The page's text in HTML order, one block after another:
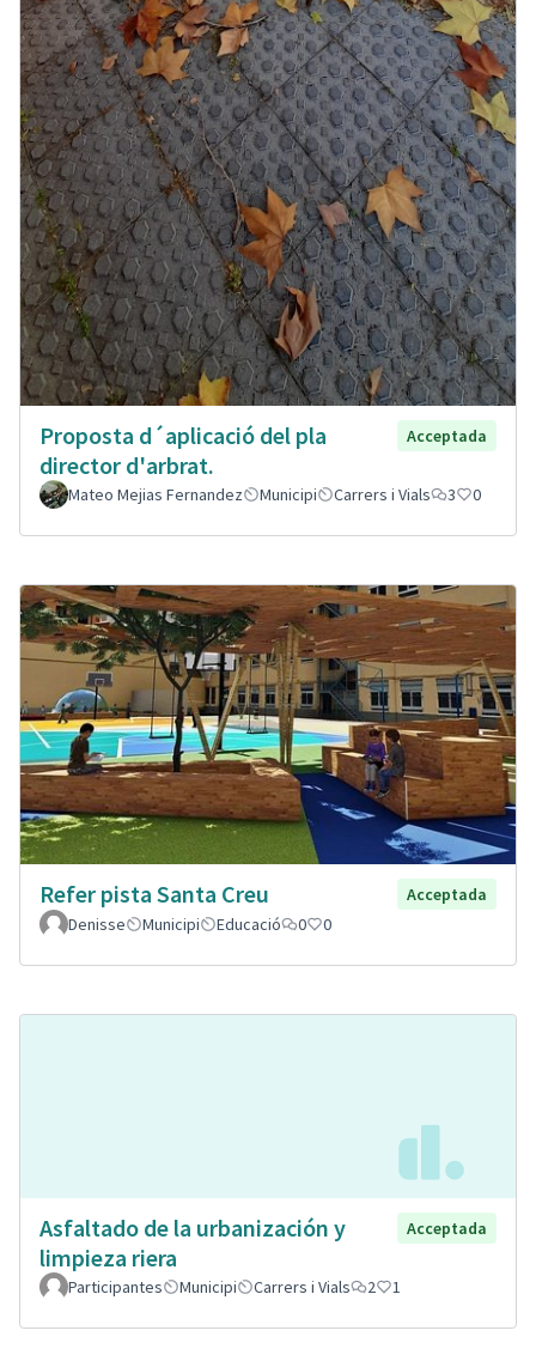
Proposta d´aplicació del pla
director d'arbrat.
Acceptada
Mateo Mejias Fernandez Municipi Carrers i Vials 3 0
Refer pista Santa Creu
Acceptada
Denisse
Municipi Educació 0 0
Asfaltado de la urbanización y
limpieza riera
Acceptada
Participantes Municipi Carrers i Vials 2 1